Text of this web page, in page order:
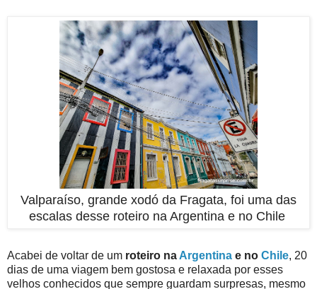
Valparaíso, grande xodó da Fragata, foi uma das
escalas desse roteiro na Argentina e no Chile
Acabei de voltar de um roteiro na Argentina e no Chile, 20
dias de uma viagem bem gostosa e relaxada por esses
velhos conhecidos que sempre guardam surpresas, mesmo